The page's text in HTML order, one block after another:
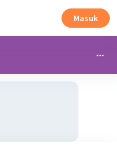
Masuk